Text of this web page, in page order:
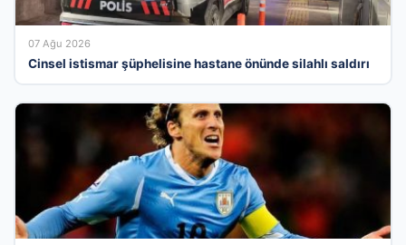
07 Ağu 2026
Cinsel istismar şüphelisine hastane önünde silahlı saldırı